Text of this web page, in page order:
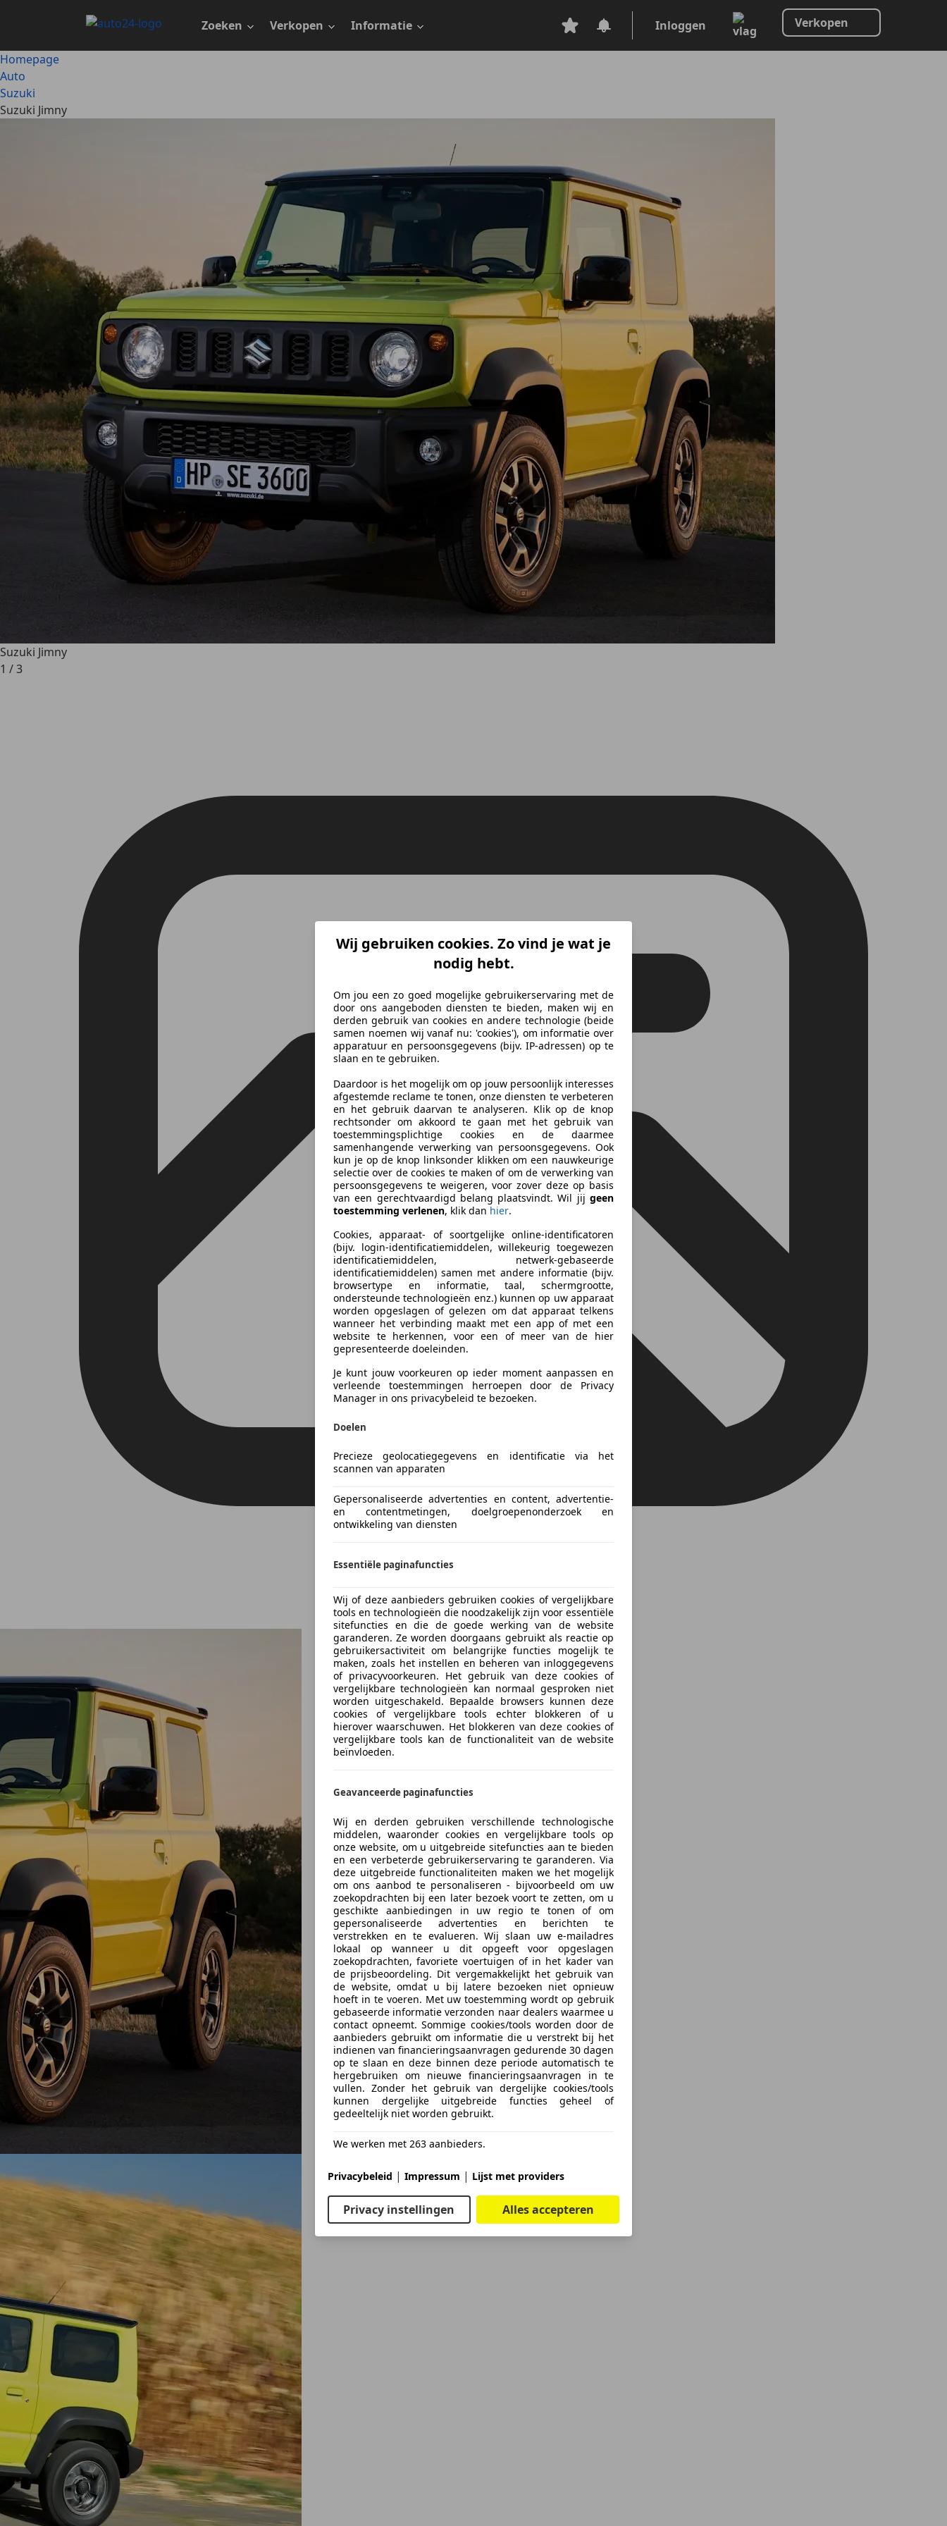
Zoeken Verkopen Informatie Inloggen Verkopen
Homepage
Auto
Suzuki
Suzuki Jimny
Suzuki Jimny
1 /3
Wij gebruiken cookies. Zo vind je wat je
nodig hebt.
Om jou een zo goed mogelijke gebruikerservaring met de
door ons aangeboden diensten te bieden, maken wij en
derden gebruik van cookies en andere technologie (beide
samen noemen wij vanaf nu: 'cookies'), om informatie over
apparatuur en persoonsgegevens (bijv. IP-adressen) op te
slaan en te gebruiken.
Daardoor is het mogelijk om op jouw persoonlijk interesses
afgestemde reclame te tonen, onze diensten te verbeteren
en het gebruik daarvan te analyseren. Klik op de knop
rechtsonder om akkoord te gaan met het gebruik van
toestemmingsplichtige cookies en de daarmee
samenhangende verwerking van persoonsgegevens. Ook
kun je op de knop linksonder klikken om een nauwkeurige
selectie over de cookies te maken of om de verwerking van
persoonsgegevens te weigeren, voor zover deze op basis
van een gerechtvaardigd belang plaatsvindt. Wil jij geen
toestemming verlenen, klik dan hier.
Cookies, apparaat- of soortgelijke online-identificatoren
(bijv. login-identificatiemiddelen, willekeurig toegewezen
identificatiemiddelen, netwerk-gebaseerde
identificatiemiddelen) samen met andere informatie (bijv.
browsertype en informatie, taal, schermgrootte,
ondersteunde technologieën enz.) kunnen op uw apparaat
worden opgeslagen of gelezen om dat apparaat telkens
wanneer het verbinding maakt met een app of met een
website te herkennen, voor een of meer van de hier
gepresenteerde doeleinden.
Je kunt jouw voorkeuren op ieder moment aanpassen en
verleende toestemmingen herroepen door de Privacy
Manager in ons privacybeleid te bezoeken.
Doelen
Precieze geolocatiegegevens en identificatie via het
scannen van apparaten
Gepersonaliseerde advertenties en content, advertentie-
en contentmetingen, doelgroepenonderzoek en
ontwikkeling van diensten
Essentiële paginafuncties
Wij of deze aanbieders gebruiken cookies of vergelijkbare
tools en technologieën die noodzakelijk zijn voor essentiële
sitefuncties en die de goede werking van de website
garanderen. Ze worden doorgaans gebruikt als reactie op
gebruikersactiviteit om belangrijke functies mogelijk te
maken, zoals het instellen en beheren van inloggegevens
of privacyvoorkeuren. Het gebruik van deze cookies of
vergelijkbare technologieën kan normaal gesproken niet
worden uitgeschakeld. Bepaalde browsers kunnen deze
cookies of vergelijkbare tools echter blokkeren of u
hierover waarschuwen. Het blokkeren van deze cookies of
vergelijkbare tools kan de functionaliteit van de website
beïnvloeden.
Geavanceerde paginafuncties
Wij en derden gebruiken verschillende technologische
middelen, waaronder cookies en vergelijkbare tools op
onze website, om u uitgebreide sitefuncties aan te bieden
en een verbeterde gebruikerservaring te garanderen. Via
deze uitgebreide functionaliteiten maken we het mogelijk
om ons aanbod te personaliseren - bijvoorbeeld om uw
zoekopdrachten bij een later bezoek voort te zetten, om u
geschikte aanbiedingen in uw regio te tonen of om
gepersonaliseerde advertenties en berichten te
verstrekken en te evalueren. Wij slaan uw e-mailadres
lokaal op wanneer u dit opgeeft voor opgeslagen
zoekopdrachten, favoriete voertuigen of in het kader van
de prijsbeoordeling. Dit vergemakkelijkt het gebruik van
de website, omdat u bij latere bezoeken niet opnieuw
hoeft in te voeren. Met uw toestemming wordt op gebruik
gebaseerde informatie verzonden naar dealers waarmee u
contact opneemt. Sommige cookies/tools worden door de
aanbieders gebruikt om informatie die u verstrekt bij het
indienen van financieringsaanvragen gedurende 30 dagen
op te slaan en deze binnen deze periode automatisch te
hergebruiken om nieuwe financieringsaanvragen in te
vullen. Zonder het gebruik van dergelijke cookies/tools
kunnen dergelijke uitgebreide functies geheel of
gedeeltelijk niet worden gebruikt.
We werken met 263 aanbieders.
Privacybeleid | Impressum | Lijst met providers
Privacy instellingen Alles accepteren